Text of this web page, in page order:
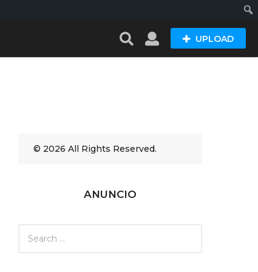
UPLOAD
© 2026 All Rights Reserved.
ANUNCIO